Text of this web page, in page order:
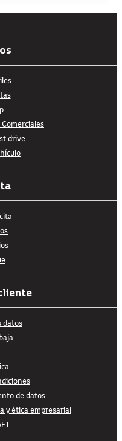
drive
datos
de datos
y ética empresarial